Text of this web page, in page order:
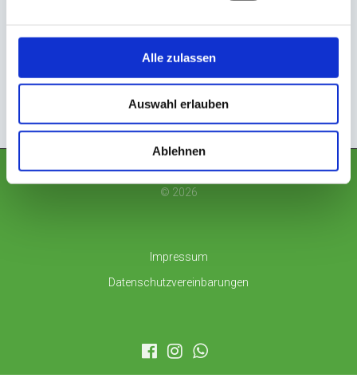
Alle zulassen
Auswahl erlauben
Ablehnen
Kommentar-Feed
Auto Frosch
© 2026
Impressum
Datenschutzvereinbarungen